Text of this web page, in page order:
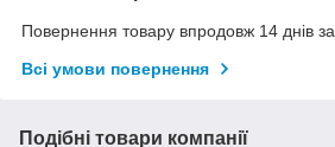
Повернення товару впродовж 14 днів
Всі умови повернення
Подібні товари компанії